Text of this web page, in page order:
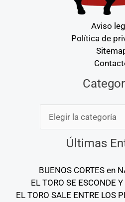
Aviso
Política de
Últimas
BUENOS CORTES en
EL TORO SE ESCONDE
EL TORO SALE ENTRE LOS